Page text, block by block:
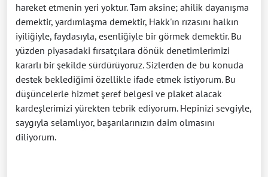
hareket etmenin yeri yoktur. Tam aksine; ahilik dayanışma
demektir, yardımlaşma demektir, Hakk'ın rızasını halkın
iyiliğiyle, faydasıyla, esenliğiyle bir görmek demektir. Bu
yüzden piyasadaki fırsatçılara dönük denetimlerimizi
kararlı bir şekilde sürdürüyoruz. Sizlerden de bu konuda
destek beklediğimi özellikle ifade etmek istiyorum. Bu
düşüncelerle hizmet şeref belgesi ve plaket alacak
kardeşlerimizi yürekten tebrik ediyorum. Hepinizi sevgiyle,
saygıyla selamlıyor, başarılarınızın daim olmasını
diliyorum.